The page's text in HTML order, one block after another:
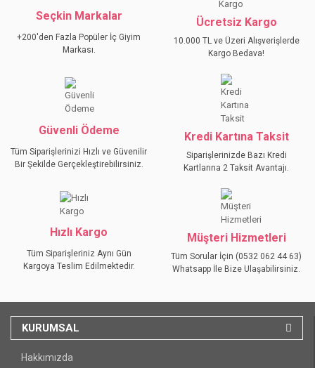
Ürün açıklamasında eksik bilgiler bulunuyor.
Ürün fiyatı diğer sitelerden daha pahalı.
Bu ürüne benzer farklı alternatifler olmalı.
Seçkin Markalar
+200'den Fazla Popüler İç Giyim
Markası.
Ücretsiz Kargo
10.000 TL ve Üzeri Alışverişlerde
Kargo Bedava!
Güvenli Ödeme
Tüm Siparişlerinizi Hızlı ve Güvenilir
Bir Şekilde Gerçekleştirebilirsiniz.
Kredi Kartına Taksit
Siparişlerinizde Bazı Kredi
Kartlarına 2 Taksit Avantajı.
Hızlı Kargo
Tüm Siparişleriniz Aynı Gün
Kargoya Teslim Edilmektedir.
Müşteri Hizmetleri
Tüm Sorular İçin (0532 062 44 63)
Whatsapp İle Bize Ulaşabilirsiniz.
KURUMSAL
Hakkımızda